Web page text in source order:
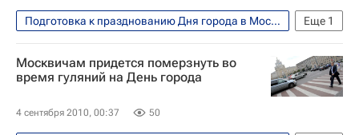
Еще 1
Подготовка к празднованию Дня города в Москве в 2010 году
Москва
Москвичам придется померзнуть во
время гуляний на День города
4 сентября 2010, 00:37 50